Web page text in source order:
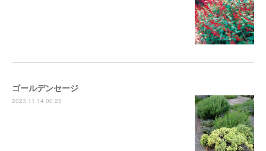
ゴールデンセージ
2023.11.14 00:25